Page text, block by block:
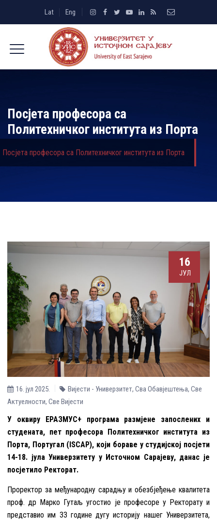
Lat Eng
Посјета професора са
Политехничког института из Порта
Посјета професора са Политехничког института из Порта
16
ЈУЛ
16. јул 2025. Вијести - Универзитет, Сва Обавјештења, Све
Aктуелности, Све Вијести
У оквиру ЕРАЗМУС+ програма размјене запослених и
студената, пет професора Политехничког института из
Порта, Португал (ISCAP), који бораве у студијској посјети
14-18. јула Универзитету у Источном Сарајеву, данас је
посјетило Ректорат.
Проректор за међународну сарадњу и обезбјеђење квалитета
проф. др Марко Гутаљ угостио је професоре у Ректорату и
представио им 33 године дугу историју нашег Универзитета,